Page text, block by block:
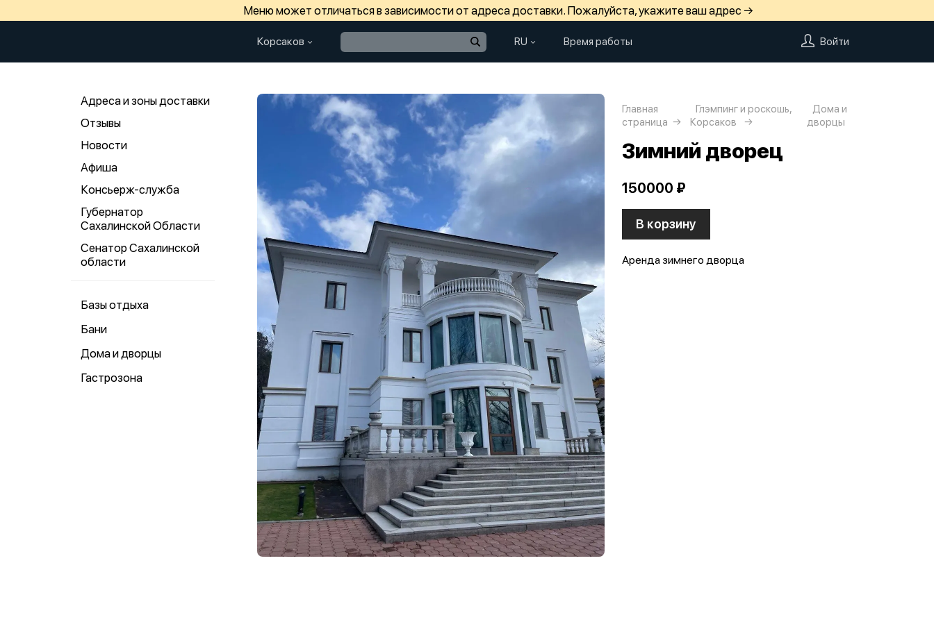
Меню может отличаться в зависимости от адреса доставки. Пожалуйста, укажите ваш адрес →
Корсаков RU Время работы Войти
Адреса и зоны доставки
Отзывы
Новости
Афиша
Консьерж-служба
Губернатор
Сахалинской Области
Сенатор Сахалинской
области
Базы отдыха
Бани
Дома и дворцы
Гастрозона
Главная
страница
Глэмпинг и роскошь,
Корсаков
Дома и
дворцы
Зимний дворец
150000 ₽
В корзину
Аренда зимнего дворца